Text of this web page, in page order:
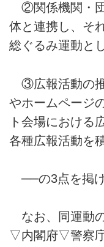
②関係機関・団
体と連携し、そ
総ぐるみ運動と
③広報活動の推
やホームページ
ト会場における
各種広報活動を
──の3点を掲げ
なお、同運動
▽内閣府▽警察